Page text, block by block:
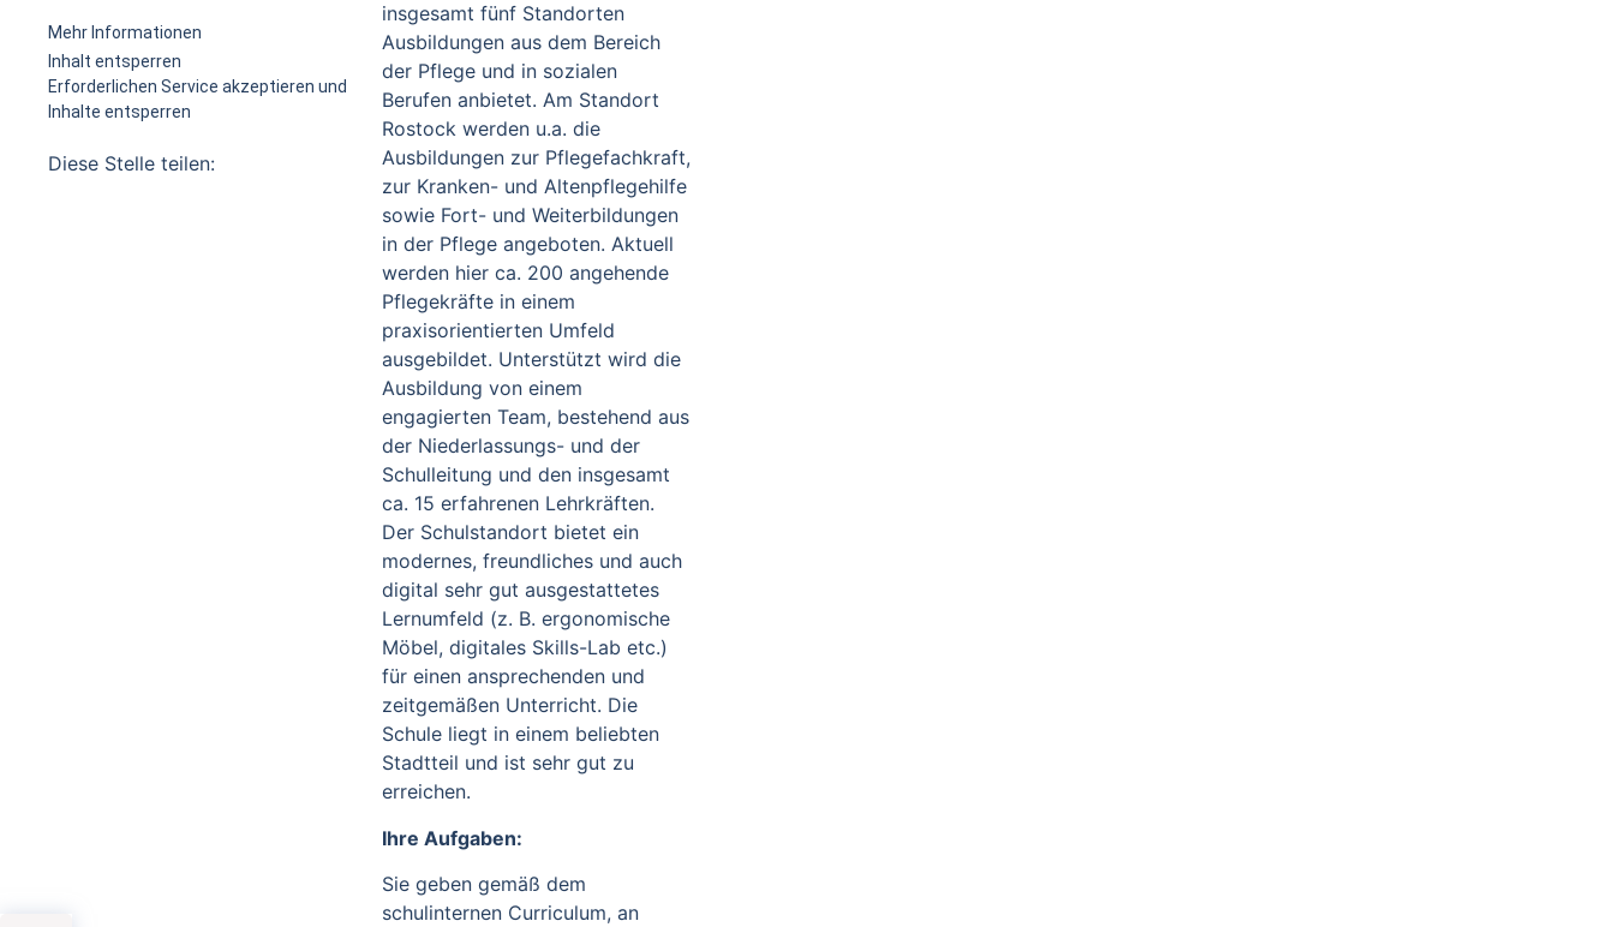
Mehr Informationen
Inhalt entsperren
Erforderlichen Service akzeptieren und
Inhalte entsperren
Diese Stelle teilen:
insgesamt fünf Standorten
Ausbildungen aus dem Bereich
der Pflege und in sozialen
Berufen anbietet. Am Standort
Rostock werden u.a. die
Ausbildungen zur Pflegefachkraft,
zur Kranken- und Altenpflegehilfe
sowie Fort- und Weiterbildungen
in der Pflege angeboten. Aktuell
werden hier ca. 200 angehende
Pflegekräfte in einem
praxisorientierten Umfeld
ausgebildet. Unterstützt wird die
Ausbildung von einem
engagierten Team, bestehend aus
der Niederlassungs- und der
Schulleitung und den insgesamt
ca. 15 erfahrenen Lehrkräften.
Der Schulstandort bietet ein
modernes, freundliches und auch
digital sehr gut ausgestattetes
Lernumfeld (z. B. ergonomische
Möbel, digitales Skills-Lab etc.)
für einen ansprechenden und
zeitgemäßen Unterricht. Die
Schule liegt in einem beliebten
Stadtteil und ist sehr gut zu
erreichen.
Ihre Aufgaben:
Sie geben gemäß dem
schulinternen Curriculum, an